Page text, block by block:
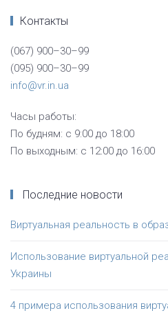
Контакты
(067) 900–30–99
(095) 900–30–99
info@vr.in.ua
Часы работы:
По будням: с 9:00 до 18:00
По выходным: с 12:00 до 16:00
Последние новости
Виртуальная реальность в
Использование виртуальной
Украины
4 примера использования